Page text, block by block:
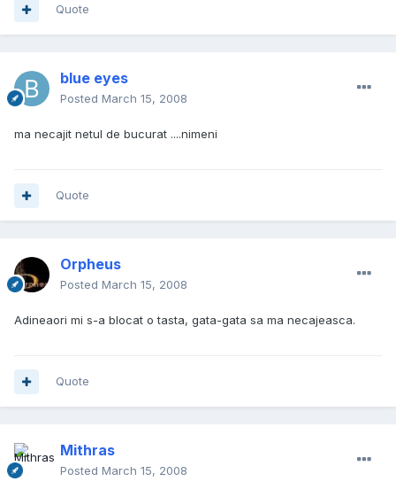
Quote
blue eyes
Posted March 15, 2008
ma necajit netul de bucurat ....nimeni
Quote
Orpheus
Posted March 15, 2008
Adineaori mi s-a blocat o tasta, gata-gata sa ma necajeasca.
Quote
Mithras
Posted March 15, 2008